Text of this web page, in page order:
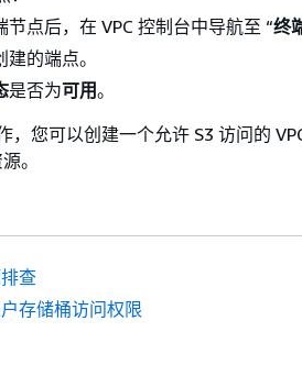
节点后，在 VPC 控制台中导航至 “终
的端点。
是否为可用。
，您可以创建一个允许 S3 访问的
。
查
存储桶访问权限